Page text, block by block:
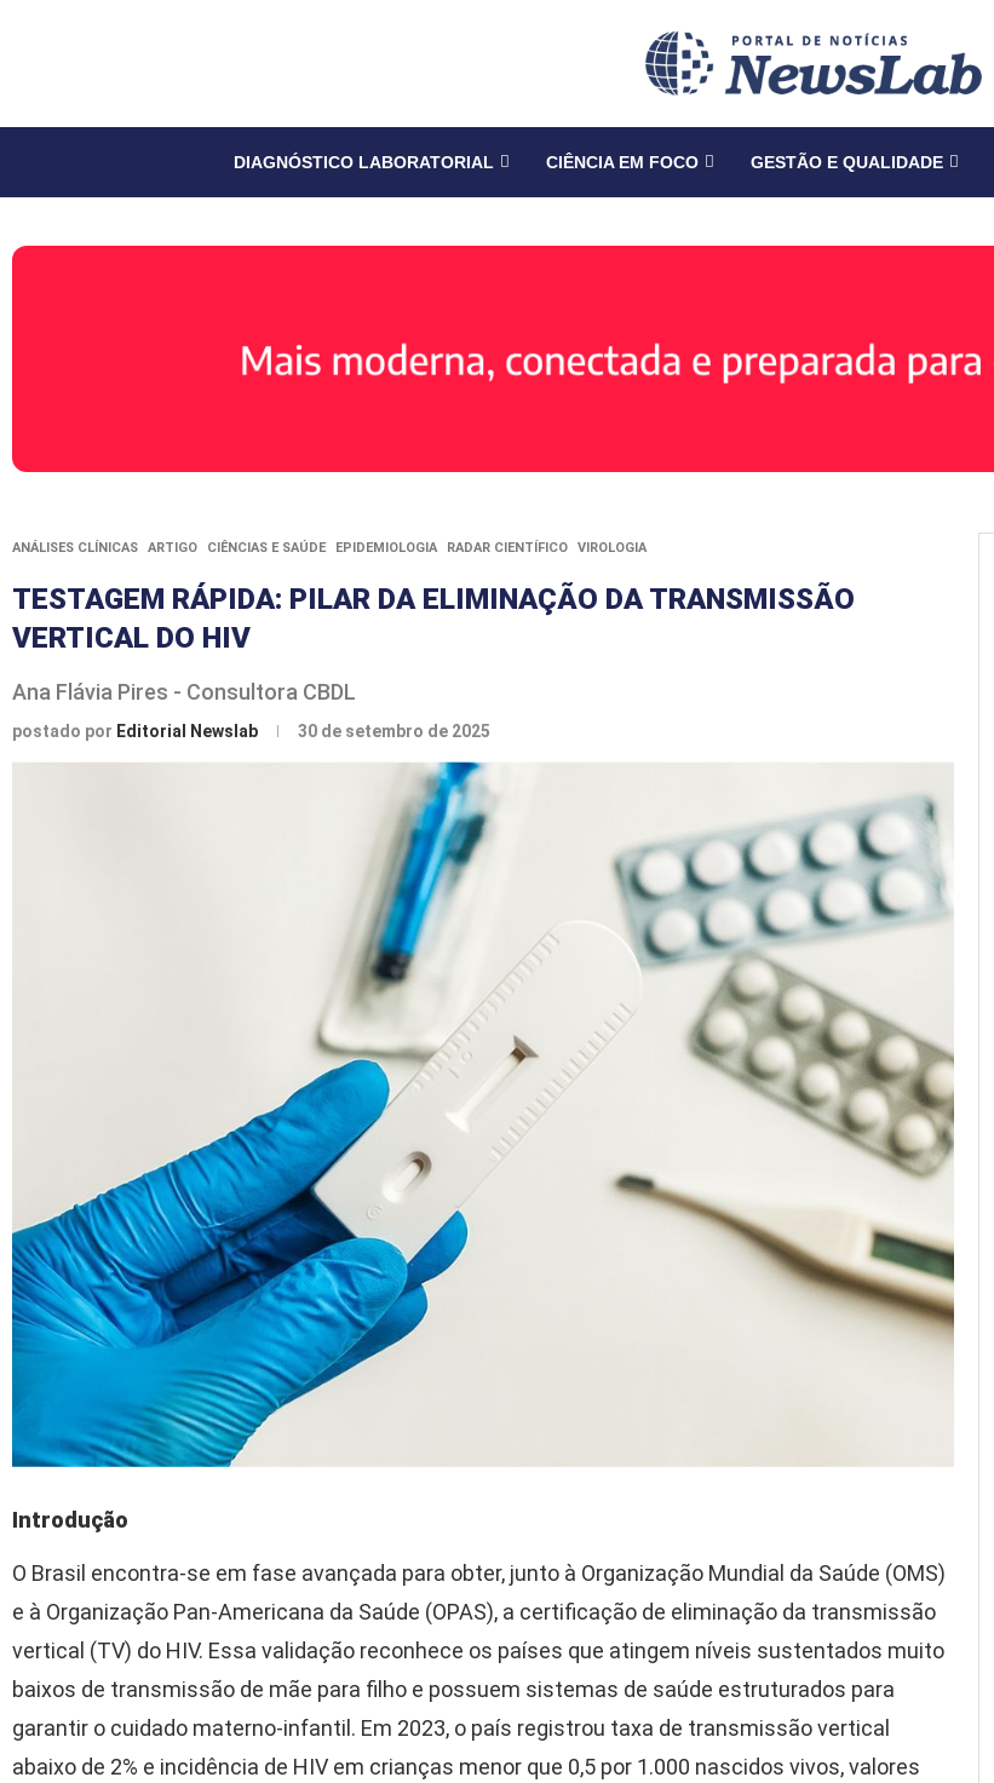
DIAGNÓSTICO LABORATORIAL CIÊNCIA EM FOCO GESTÃO E QUALIDADE
ANÁLISES CLÍNICAS ARTIGO CIÊNCIAS E SAÚDE EPIDEMIOLOGIA RADAR CIENTÍFICO VIROLOGIA
TESTAGEM RÁPIDA: PILAR DA ELIMINAÇÃO DA TRANSMISSÃO
VERTICAL DO HIV
Ana Flávia Pires - Consultora CBDL
postado por Editorial Newslab 30 de setembro de 2025
Introdução
O Brasil encontra-se em fase avançada para obter, junto à Organização Mundial da Saúde (OMS)
e à Organização Pan-Americana da Saúde (OPAS), a certificação de eliminação da transmissão
vertical (TV) do HIV. Essa validação reconhece os países que atingem níveis sustentados muito
baixos de transmissão de mãe para filho e possuem sistemas de saúde estruturados para
garantir o cuidado materno-infantil. Em 2023, o país registrou taxa de transmissão vertical
abaixo de 2% e incidência de HIV em crianças menor que 0,5 por 1.000 nascidos vivos, valores